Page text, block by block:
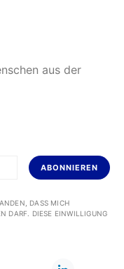
aus der
ABONNIEREN
DASS MICH
DARF. DIESE EINWILLIGUNG